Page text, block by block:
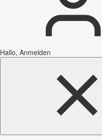
Hallo, Anmelden